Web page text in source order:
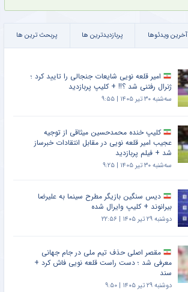
آخرین ویدئوها پربازدیدترین ها پربحث ترین ها
امیر قلعه نویی شایعات جنجالی را تایید کرد ؛
ژنرال رفتنی شد ؟!! + کلیپ پربازدید
سه‌شنبه ۳۰ تیر ۱۴۰۵ | ۹:۵۵
کلیپ خنده محمدحسین میثاقی از توجیه
عجیب امیر قلعه نویی در مقابل انتقادات خبرساز
شد + فیلم پربازدید
سه‌شنبه ۳۰ تیر ۱۴۰۵ | ۹:۲۵
دیس سنگین بازیگر مطرح سینما به علیرضا
بیرانوند + کلیپ وایرال شده
دوشنبه ۲۹ تیر ۱۴۰۵ | ۲۲:۵۶
مقصر اصلی حذف تیم ملی در جام جهانی
معرفی شد ؛ دست راست قلعه نویی فاش کرد +
سند
دوشنبه ۲۹ تیر ۱۴۰۵ | ۹:۵۰